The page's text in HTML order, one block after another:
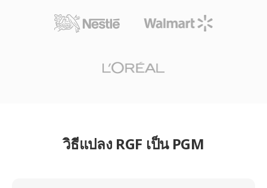
วิธีแปลง RGF เป็น PGM